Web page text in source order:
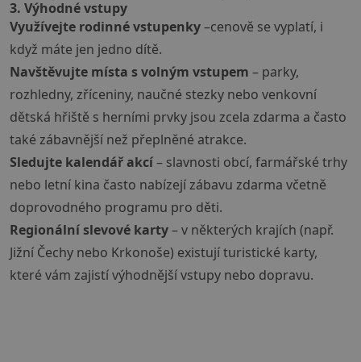
3. Výhodné vstupy
Využívejte rodinné vstupenky–cenově se vyplatí, i
když máte jen jedno dítě.
Navštěvujte místa s volným vstupem – parky,
rozhledny, zříceniny, naučné stezky nebo venkovní
dětská hřiště s herními prvky jsou zcela zdarma a často
také zábavnější než přeplněné atrakce.
Sledujte kalendář akcí– slavnosti obcí, farmářské trhy
nebo letní kina často nabízejí zábavu zdarma včetně
doprovodného programu pro děti.
Regionální slevové karty– v některých krajích (např.
Jižní Čechy nebo Krkonoše) existují turistické karty,
které vám zajistí výhodnější vstupy nebo dopravu.